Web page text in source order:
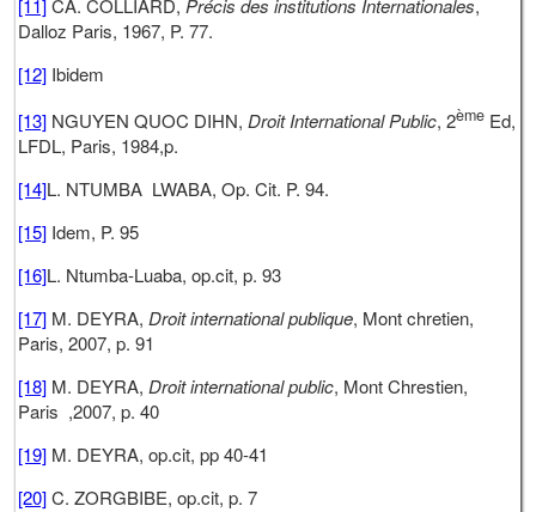
[11]CA. COLLIARD,Précis des institutions Internationales,
Dalloz Paris, 1967, P. 77.
[12] Ibidem
[13] NGUYEN QUOC DIHN,Droit International Public, 2ème Ed,
LFDL, Paris, 1984,p.
[14]L. NTUMBA LWABA, Op. Cit. P. 94.
[15] Idem, P. 95
[16]L. Ntumba-Luaba, op.cit, p. 93
[17] M. DEYRA,Droit international publique, Mont chretien,
Paris, 2007, p. 91
[18] M. DEYRA,Droit international public, Mont Chrestien,
Paris ,2007, p. 40
[19] M. DEYRA, op.cit, pp 40-41
[20]C. ZORGBIBE, op.cit, p. 7